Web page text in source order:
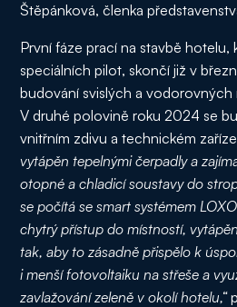
Štěpánková, členka
První fáze prací na stavbě hotelu,
speciálních pilot, skončí již v
budování svislých a
V druhé polovině roku 2024 se
vnitřním zdivu a technickém
vytápěn tepelnými čerpadly a
otopné a chladicí soustavy do
se počítá se smart systémem
chytrý přístup do místností,
tak, aby to zásadně přispělo k
i menší fotovoltaiku na střeše a
zavlažování zeleně v okolí hotelu,“